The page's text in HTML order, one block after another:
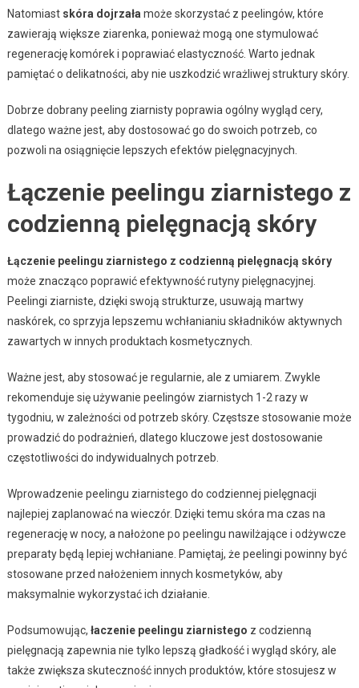
Natomiast skóra dojrzała może skorzystać z peelingów, które
zawierają większe ziarenka, ponieważ mogą one stymulować
regenerację komórek i poprawiać elastyczność. Warto jednak
pamiętać o delikatności, aby nie uszkodzić wrażliwej struktury skóry.
Dobrze dobrany peeling ziarnisty poprawia ogólny wygląd cery,
dlatego ważne jest, aby dostosować go do swoich potrzeb, co
pozwoli na osiągnięcie lepszych efektów pielęgnacyjnych.
Łączenie peelingu ziarnistego z
codzienną pielęgnacją skóry
Łączenie peelingu ziarnistego z codzienną pielęgnacją skóry
może znacząco poprawić efektywność rutyny pielęgnacyjnej.
Peelingi ziarniste, dzięki swoją strukturze, usuwają martwy
naskórek, co sprzyja lepszemu wchłanianiu składników aktywnych
zawartych w innych produktach kosmetycznych.
Ważne jest, aby stosować je regularnie, ale z umiarem. Zwykle
rekomenduje się używanie peelingów ziarnistych 1-2 razy w
tygodniu, w zależności od potrzeb skóry. Częstsze stosowanie może
prowadzić do podrażnień, dlatego kluczowe jest dostosowanie
częstotliwości do indywidualnych potrzeb.
Wprowadzenie peelingu ziarnistego do codziennej pielęgnacji
najlepiej zaplanować na wieczór. Dzięki temu skóra ma czas na
regenerację w nocy, a nałożone po peelingu nawilżające i odżywcze
preparaty będą lepiej wchłaniane. Pamiętaj, że peelingi powinny być
stosowane przed nałożeniem innych kosmetyków, aby
maksymalnie wykorzystać ich działanie.
Podsumowując, łaczenie peelingu ziarnistego z codzienną
pielęgnacją zapewnia nie tylko lepszą gładkość i wygląd skóry, ale
także zwiększa skuteczność innych produktów, które stosujesz w